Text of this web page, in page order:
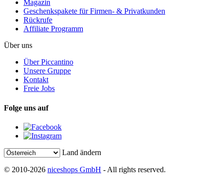
Magazin
Geschenkspakete für Firmen- & Privatkunden
Rückrufe
Affiliate Programm
Über uns
Über Piccantino
Unsere Gruppe
Kontakt
Freie Jobs
Folge uns auf
Land ändern
© 2010-2026 niceshops GmbH - All rights reserved.